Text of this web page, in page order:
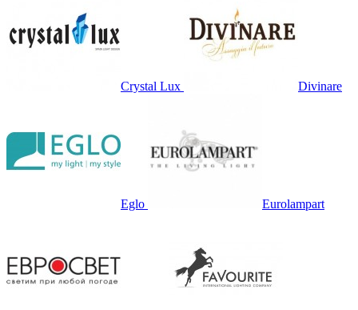
Crystal Lux Divinare
Eglo Eurolampart